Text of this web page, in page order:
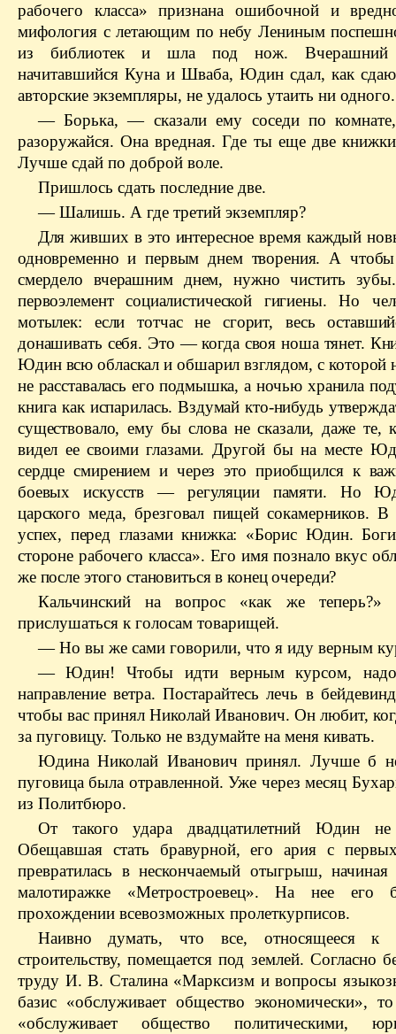
рабочего класса» признана ошибочной и
мифология с летающим по небу Лениным
из библиотек и шла под нож. Вчерашний
начитавшийся Куна и Шваба, Юдин сдал, как
авторские экземпляры, не удалось утаить ни одного.
— Борька, — сказали ему соседи по
разоружайся. Она вредная. Где ты еще две
Лучше сдай по доброй воле.
Пришлось сдать последние две.
— Шалишь. А где третий экземпляр?
Дляжившихв это интересное время каждый
одновременно и первым днем творения. А
смердело вчерашним днем, нужно чистить
первоэлемент социалистической гигиены. Но
мотылек: если тотчас не сгорит, весь
донашивать себя. Это — когда своя ноша тянет.
Юдин всю обласкал и обшарил взглядом, с которой
не расставалась его подмышка, а ночью хранила
книга как испарилась. Вздумай кто-нибудь
существовало, ему бы слова не сказали, даже те,
видел ее своими глазами. Другой бы на месте
сердце смирением и через это приобщился к
боевых искусств — регуляции памяти. Но
царского меда, брезговал пищей сокамерников.
успех, перед глазами книжка: «Борис Юдин.
стороне рабочего класса». Его имя познало вкус
же после этого становиться в конец очереди?
Кальчинскийна вопрос «как же теперь?»
прислушаться к голосам товарищей.
— Но вы же сами говорили, что я иду верным
— Юдин! Чтобы идти верным курсом, надо
направление ветра. Постарайтесь лечь в
чтобы вас принял Николай Иванович. Он любит,
за пуговицу. Только не вздумайте на меня кивать.
Юдина Николай Иванович принял. Лучше б
пуговица была отравленной. Уже через месяц
из Политбюро.
От такого удара двадцатилетний Юдин не
Обещавшая стать бравурной, его ария с
превратилась в нескончаемый отыгрыш,
малотиражке «Метростроевец». На нее его
прохождении всевозможных пролеткурписов.
Наивно думать, что все, относящееся к
строительству, помещается под землей. Согласно
труду И. В. Сталина «Марксизм и вопросы
базис «обслуживает общество экономически»,
«обслуживает общество политическими,